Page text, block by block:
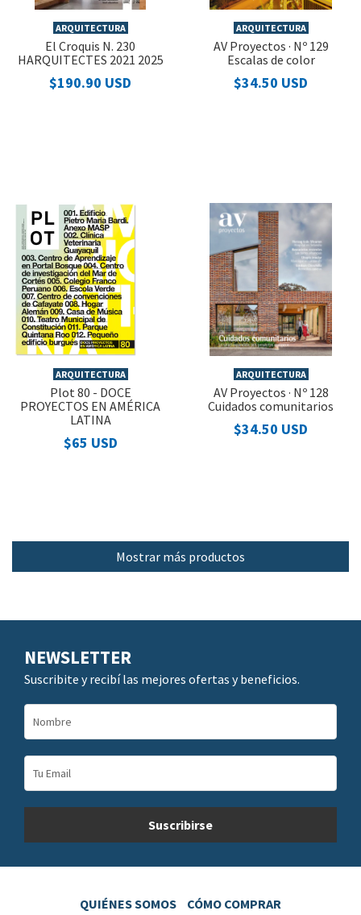
ARQUITECTURA
El Croquis N. 230
HARQUITECTES 2021 2025
$190.90 USD
ARQUITECTURA
AV Proyectos · Nº 129
Escalas de color
$34.50 USD
ARQUITECTURA
Plot 80 - DOCE
PROYECTOS EN AMÉRICA
LATINA
$65 USD
ARQUITECTURA
AV Proyectos · Nº 128
Cuidados comunitarios
$34.50 USD
Mostrar más productos
NEWSLETTER
Suscribite y recibí las mejores ofertas y beneficios.
QUIÉNES SOMOS
CÓMO COMPRAR